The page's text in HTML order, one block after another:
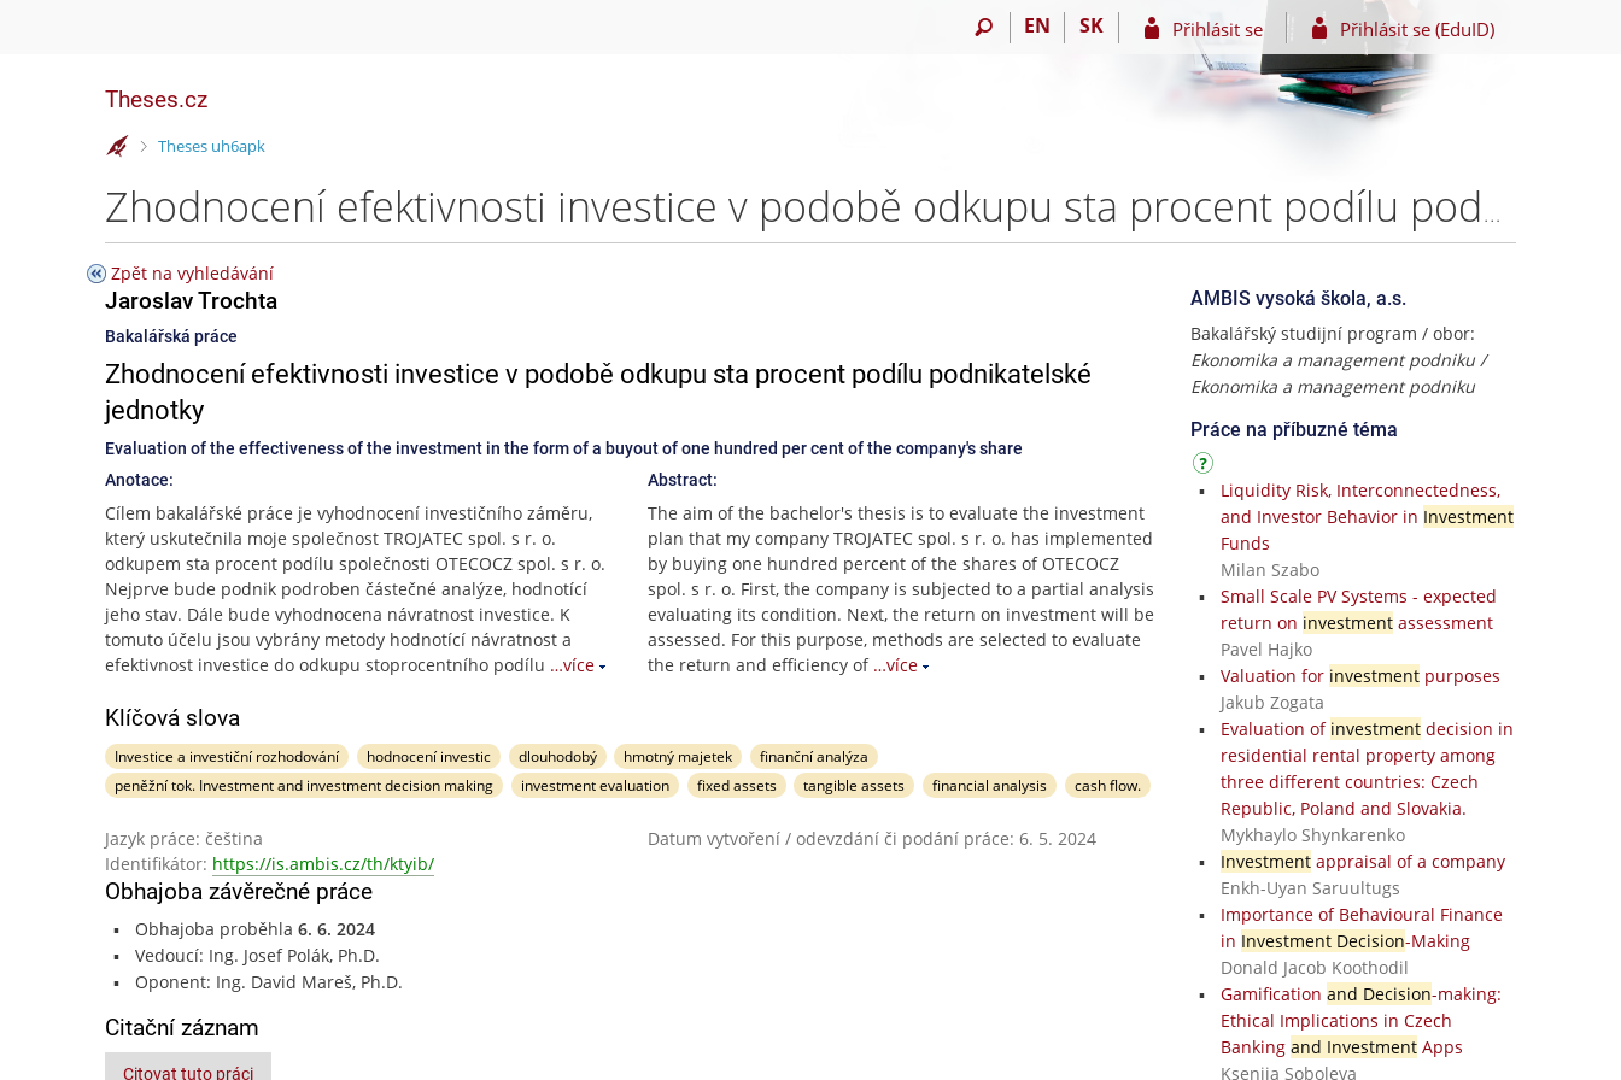
EN SK Přihlásit se Přihlásit se (EduID)
Theses.cz
>
Theses uh6apk
Zhodnocení efektivnosti investice v podobě odkupu sta procent podílu podnikatelské jednotky – Jaroslav Trochta
Zpět na vyhledávání
Jaroslav Trochta
Bakalářská práce
Zhodnocení efektivnosti investice v podobě odkupu sta procent podílu podnikatelské
jednotky
Evaluation of the effectiveness of the investment in the form of a buyout of one hundred per cent of the company's share
Anotace:
Cílem bakalářské práce je vyhodnocení investičního záměru,
který uskutečnila moje společnost TROJATEC spol. s r. o.
odkupem sta procent podílu společnosti OTECOCZ spol. s r. o.
Nejprve bude podnik podroben částečné analýze, hodnotící
jeho stav. Dále bude vyhodnocena návratnost investice. K
tomuto účelu jsou vybrány metody hodnotící návratnost a
efektivnost investice do odkupu stoprocentního podílu …více
Abstract:
The aim of the bachelor's thesis is to evaluate the investment
plan that my company TROJATEC spol. s r. o. has implemented
by buying one hundred percent of the shares of OTECOCZ
spol. s r. o. First, the company is subjected to a partial analysis
evaluating its condition. Next, the return on investment will be
assessed. For this purpose, methods are selected to evaluate
the return and efficiency of …více
Klíčová slova
Investice a investiční rozhodování hodnocení investic dlouhodobý hmotný majetek
finanční analýza
peněžní tok. Investment and investment decision making
investment evaluation fixed assets tangible assets financial analysis cash flow.
Jazyk práce: čeština
Datum vytvoření / odevzdání či podání práce: 6. 5. 2024
Identifikátor: https://is.ambis.cz/th/ktyib/
Obhajoba závěrečné práce
Obhajoba proběhla 6. 6. 2024
Vedoucí: Ing. Josef Polák, Ph.D.
Oponent: Ing. David Mareš, Ph.D.
Citační záznam
Citovat tuto práci
AMBIS vysoká škola, a.s.
Bakalářský studijní program / obor:
Ekonomika a management podniku /
Ekonomika a management podniku
Práce na příbuzné téma
Liquidity Risk, Interconnectedness,
and Investor Behavior in Investment
Funds
Milan Szabo
Small Scale PV Systems - expected
return on investmentassessment
Pavel Hajko
Valuation for investmentpurposes
Jakub Zogata
Evaluation of investmentdecision in
residential rental property among
three different countries: Czech
Republic, Poland and Slovakia.
Mykhaylo Shynkarenko
Investmentappraisal of a company
Enkh-Uyan Saruultugs
Importance of Behavioural Finance
in Investment Decision-Making
Donald Jacob Koothodil
Gamification and Decision-making:
Ethical Implications in Czech
Banking and InvestmentApps
Kseniia Soboleva